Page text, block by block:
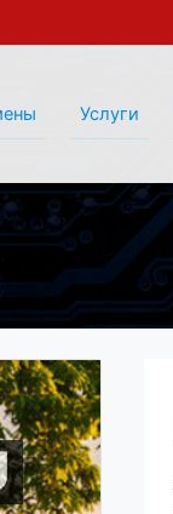
Услуги